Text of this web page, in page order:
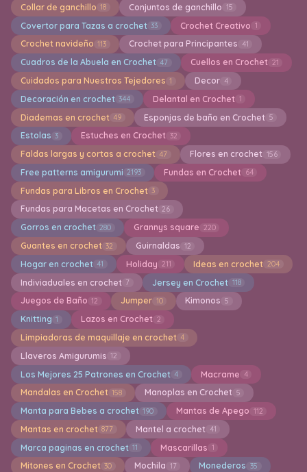
Collar de ganchillo 18 Conjuntos de ganchillo 15
Covertor para Tazas a crochet 33 Crochet Creativo 1
Crochet navideño 113 Crochet para Principantes 41
Cuadros de la Abuela en Crochet 47 Cuellos en Crochet 21
Cuidados para Nuestros Tejedores 1 Decor 4
Decoración en crochet 344 Delantal en Crochet 1
Diademas en crochet 49 Esponjas de baño en Crochet 5
Estolas 3 Estuches en Crochet 32
Faldas largas y cortas a crochet 47 Flores en crochet 156
Free patterns amigurumi 2193 Fundas en Crochet 64
Fundas para Libros en Crochet 3
Fundas para Macetas en Crochet 26
Gorros en crochet 280 Grannys square 220
Guantes en crochet 32 Guirnaldas 12
Hogar en crochet 41 Holiday 211 Ideas en crochet 204
Indiviaduales en crochet 7 Jersey en Crochet 118
Juegos de Baño 12 Jumper 10 Kimonos 5
Knitting 1 Lazos en Crochet 2
Limpiadoras de maquillaje en crochet 4
Llaveros Amigurumis 12
Los Mejores 25 Patrones en Crochet 4 Macrame 4
Mandalas en Crochet 158 Manoplas en Crochet 5
Manta para Bebes a crochet 190 Mantas de Apego 112
Mantas en crochet 877 Mantel a crochet 41
Marca paginas en crochet 11 Mascarillas 1
Mitones en Crochet 30 Mochila 17 Monederos 35